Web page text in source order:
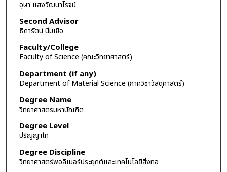
อุษา แสงวัฒนาโรจน์
Second Advisor
ธิดารัตน์ นิ่มเชือ
Faculty/College
Faculty of Science (คณะวิทยาศาสตร์)
Department (if any)
Department of Material Science (ภาควิชาวัสดุศาสตร์)
Degree Name
วิทยาศาสตรมหาบัณฑิต
Degree Level
ปริญญาโท
Degree Discipline
วิทยาศาสตร์พอลิเมอร์ประยุกต์และเทคโนโลยีสิ่งทอ